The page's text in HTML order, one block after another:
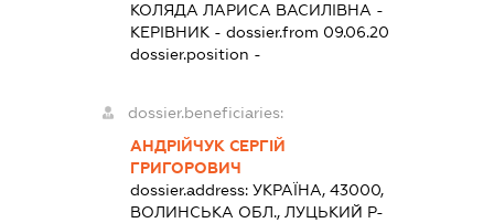
КОЛЯДА ЛАРИСА ВАСИЛІВНА -
КЕРІВНИК- dossier.from 09.06.20
dossier.position -
dossier.beneficiaries:
АНДРІЙЧУК СЕРГІЙ
ГРИГОРОВИЧ
dossier.address: УКРАЇНА, 43000,
ВОЛИНСЬКА ОБЛ., ЛУЦЬКИЙ Р-